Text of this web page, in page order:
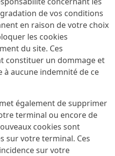
de vos conditions
en raison de votre choix
les cookies
du site. Ces
constituer un dommage et
aucune indemnité de ce
également de supprimer
terminal ou encore de
cookies sont
sur votre terminal. Ces
sur votre